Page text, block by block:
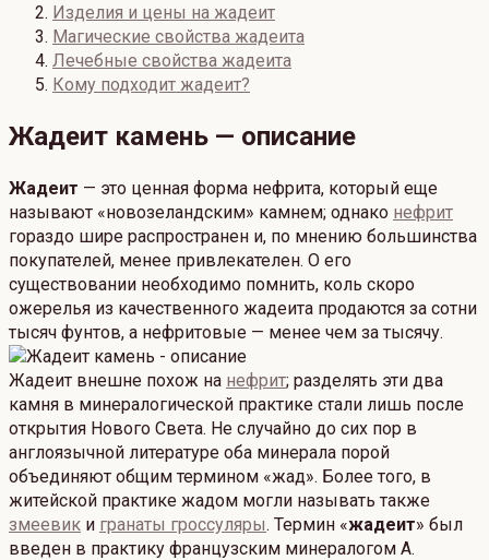
Изделия и цены на жадеит
Магические свойства жадеита
Лечебные свойства жадеита
Кому подходит жадеит?
Жадеит камень — описание
Жадеит — это ценная форма нефрита, который еще
называют «новозеландским» камнем; однако нефрит
гораздо шире распространен и, по мнению большинства
покупателей, менее привлекателен. О его
существовании необходимо помнить, коль скоро
ожерелья из качественного жадеита продаются за сотни
тысяч фунтов, а нефритовые — менее чем за тысячу.
Жадеит внешне похож на нефрит; разделять эти два
камня в минералогической практике стали лишь после
открытия Нового Света. Не случайно до сих пор в
англоязычной литературе оба минерала порой
объединяют общим термином «жад». Более того, в
житейской практике жадом могли называть также
змеевик и гранаты гроссуляры. Термин «жадеит» был
введен в практику французским минералогом А.